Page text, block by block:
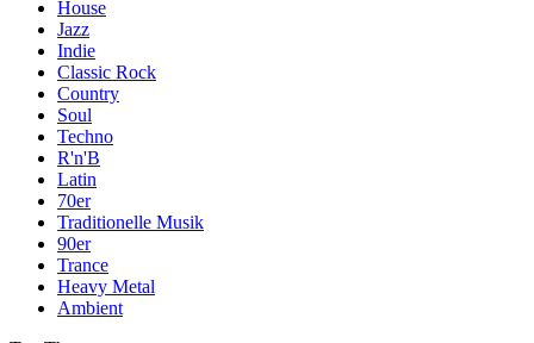
House
Jazz
Indie
Classic Rock
Country
Soul
Techno
R'n'B
Latin
70er
Traditionelle Musik
90er
Trance
Heavy Metal
Ambient